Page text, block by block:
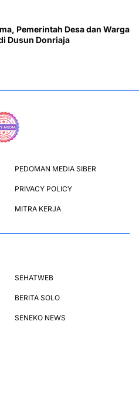
Kapolsek Marioriwawo
PEDOMAN MEDIA SIBER
PRIVACY POLICY
MITRA KERJA
SEHATWEB
BERITA SOLO